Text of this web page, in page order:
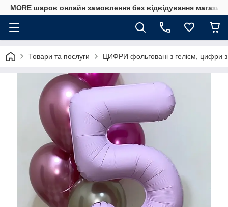
MORE шаров онлайн замовлення без відвідування
Товари та послуги ЦИФРИ фольговані з гелієм, цифри з